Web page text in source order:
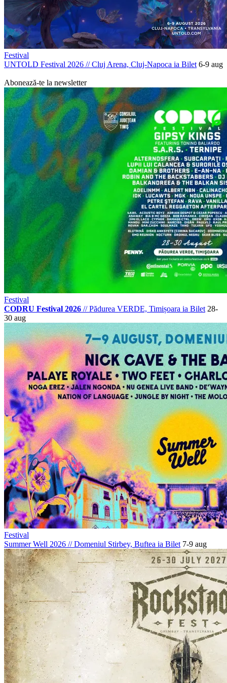
Festival
UNTOLD Festival 2026 //Cluj Arena, Cluj-Napoca ia Bilet 6-9 aug
Abonează-te la newsletter
Festival
CODRU Festival 2026 //Pădurea VERDE, Timișoara ia Bilet 28-
30 aug
Festival
Summer Well 2026 //Domeniul Stirbey, Buftea ia Bilet 7-9 aug